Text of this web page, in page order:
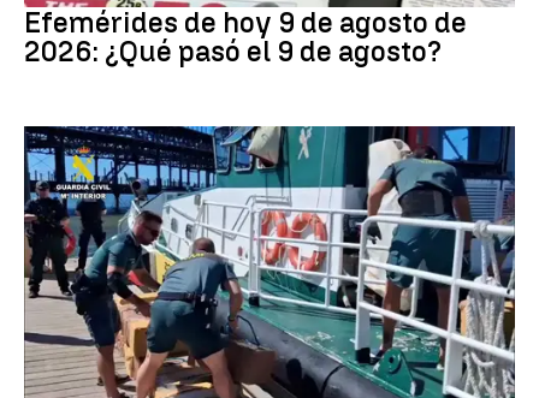
Efemérides de hoy 9 de agosto de
2026: ¿Qué pasó el 9 de agosto?
Tráfico de drogas